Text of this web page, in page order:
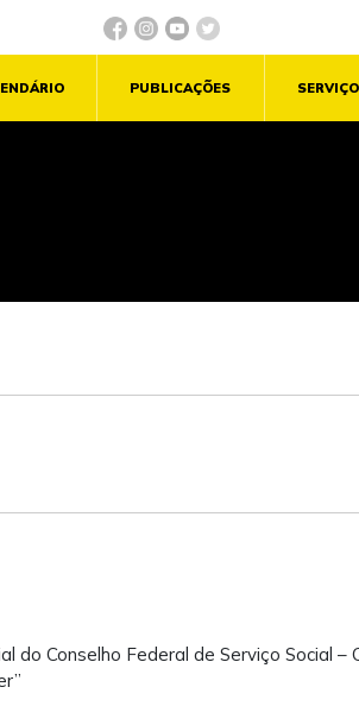
PUBLICAÇÕES
Conselho Federal de Serviço Social –